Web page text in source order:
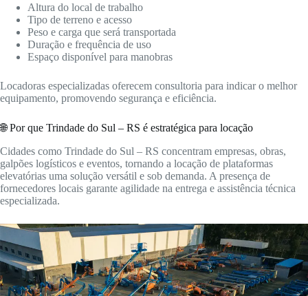
Altura do local de trabalho
Tipo de terreno e acesso
Peso e carga que será transportada
Duração e frequência de uso
Espaço disponível para manobras
Locadoras especializadas oferecem consultoria para indicar o melhor
equipamento, promovendo segurança e eficiência.
🌐 Por que Trindade do Sul – RS é estratégica para locação
Cidades como Trindade do Sul – RS concentram empresas, obras,
galpões logísticos e eventos, tornando a locação de plataformas
elevatórias uma solução versátil e sob demanda. A presença de
fornecedores locais garante agilidade na entrega e assistência técnica
especializada.